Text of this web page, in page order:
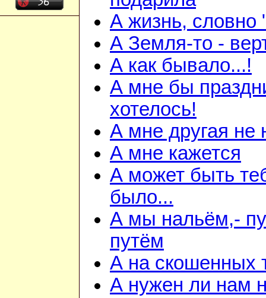
А жизнь, словно
А Земля-то -
А как бывало...!
А мне бы
хотелось!
А мне другая не
А мне кажется
А может быть
было...
А мы нальём,-
путём
А на скошенных
А нужен ли нам